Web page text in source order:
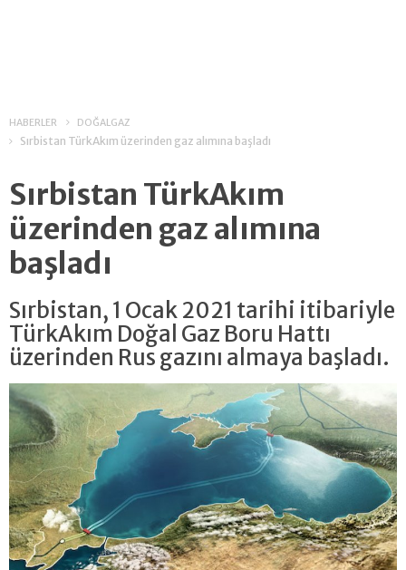
HABERLER DOĞALGAZ
Sırbistan TürkAkım üzerinden gaz alımına başladı
Sırbistan TürkAkım
üzerinden gaz alımına
başladı
Sırbistan, 1 Ocak 2021 tarihi itibariyle
TürkAkım Doğal Gaz Boru Hattı
üzerinden Rus gazını almaya başladı.